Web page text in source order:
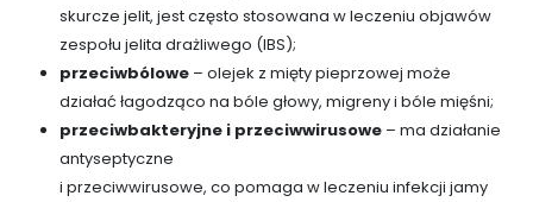
skurcze jelit, jest często stosowana w leczeniu objawów
zespołu jelita drażliwego (IBS);
przeciwbólowe– olejek z mięty pieprzowej może
działać łagodząco na bóle głowy, migreny i bóle mięśni;
przeciwbakteryjne i przeciwwirusowe– ma działanie
antyseptyczne
i przeciwwirusowe, co pomaga w leczeniu infekcji jamy